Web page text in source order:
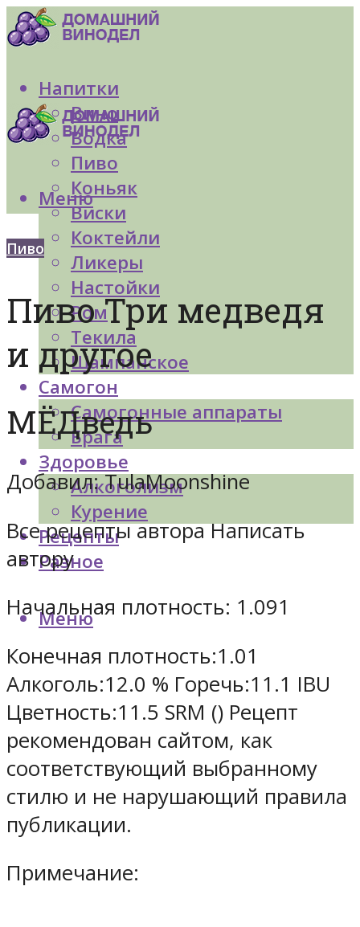
Напитки
Вино
Водка
Пиво
Коньяк
Виски
Коктейли
Ликеры
Настойки
Ром
Текила
Шампанское
Самогон
Самогонные аппараты
Брага
Здоровье
Алкоголизм
Курение
Рецепты
Разное
Меню
Меню
Пиво
Пиво Три медведя
и другое
МЁДведь
Добавил:TulaMoonshine
Все рецепты автора Написать
автору
Начальная плотность: 1.091
Конечная плотность:1.01
Алкоголь:12.0 % Горечь:11.1 IBU
Цветность:11.5 SRM () Рецепт
рекомендован сайтом, как
соответствующий выбранному
стилю и не нарушающий правила
публикации.
Примечание: